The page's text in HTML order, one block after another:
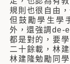
規則也很自由
但鼓勵學生學
外，還強調de-
都是對的，要
二十餘載，林
林建隆勉勵同